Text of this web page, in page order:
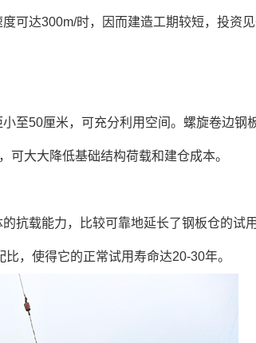
可达300m/时，因而建造工期较短，投资
至50厘米，可充分利用空间。螺旋卷边钢
可大大降低基础结构荷载和建仓成本。
抗载能力，比较可靠地延长了钢板仓的试
，使得它的正常试用寿命达20-30年。